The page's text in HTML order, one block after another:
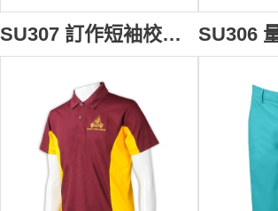
SU307 訂作短袖校服熱升華T恤 自製圓領印LOGO熱升華 校服供應商 HK 國際學校 預備班